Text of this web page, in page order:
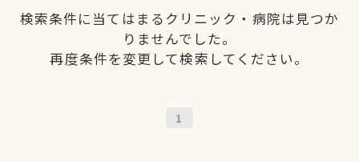
検索条件に当てはまるクリニック・病院は見つか
りませんでした。
再度条件を変更して検索してください。
1